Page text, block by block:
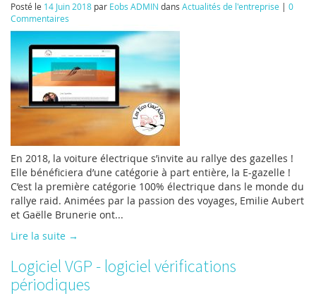
Posté le 14 Juin 2018 par Eobs ADMIN dans Actualités de l'entreprise | 0
Commentaires
En 2018, la voiture électrique s’invite au rallye des gazelles !
Elle bénéficiera d’une catégorie à part entière, la E-gazelle !
C’est la première catégorie 100% électrique dans le monde du
rallye raid. Animées par la passion des voyages, Emilie Aubert
et Gaëlle Brunerie ont...
Lire la suite →
Logiciel VGP - logiciel vérifications
périodiques